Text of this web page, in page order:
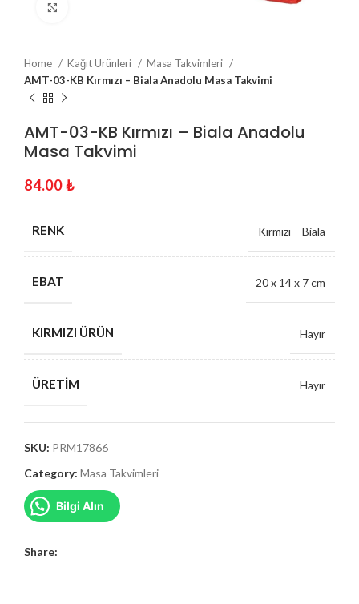
Home Kağıt Ürünleri
Masa Takvimleri
AMT-03-KB Kırmızı – Biala Anadolu Masa Takvimi
AMT-03-KB Kırmızı – Biala Anadolu
Masa Takvimi
84.00₺
RENK Kırmızı – Biala
EBAT 20 x 14 x 7 cm
KIRMIZI ÜRÜN Hayır
ÜRETIM Hayır
SKU: PRM17866
Category: Masa Takvimleri
Bilgi Alın
Share: